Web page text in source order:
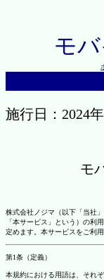
モ
施行日：2024
モ
株式会社ノジマ（以下「当社
「本サービス」という）の利
定めます。本サービスをご利
第1条（定義）
本規約における用語は、それ